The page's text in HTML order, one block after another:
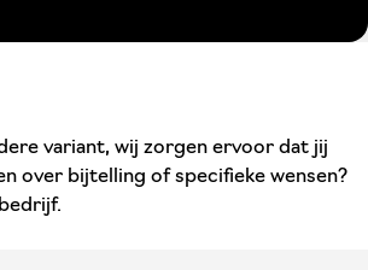
variant, wij zorgen ervoor dat jij
over bijtelling of specifieke wensen?